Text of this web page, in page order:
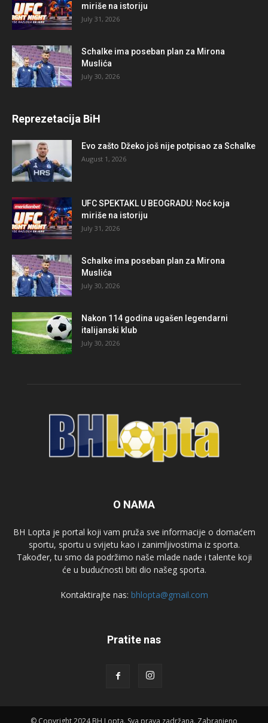
miriše na istoriju
July 31, 2026
Schalke ima poseban plan za Mirona
Muslića
July 30, 2026
Reprezetacija BiH
Evo zašto Džeko još nije potpisao za Schalke
August 1, 2026
UFC SPEKTAKL U BEOGRADU: Noć koja
miriše na istoriju
July 31, 2026
Schalke ima poseban plan za Mirona
Muslića
July 30, 2026
Nakon 114 godina ugašen legendarni
italijanski klub
July 30, 2026
O NAMA
BH Lopta je portal koji vam pruža sve informacije o domaćem
sportu, sportu u svijetu kao i zanimljivostima iz sporta.
Također, tu smo da podržimo naše mlade nade i talente koji
će u budućnosti biti dio našeg sporta.
Kontaktirajte nas: bhlopta@gmail.com
Pratite nas
© Copyright 2024 BH Lopta. Sva prava zadržana. Zabranjeno